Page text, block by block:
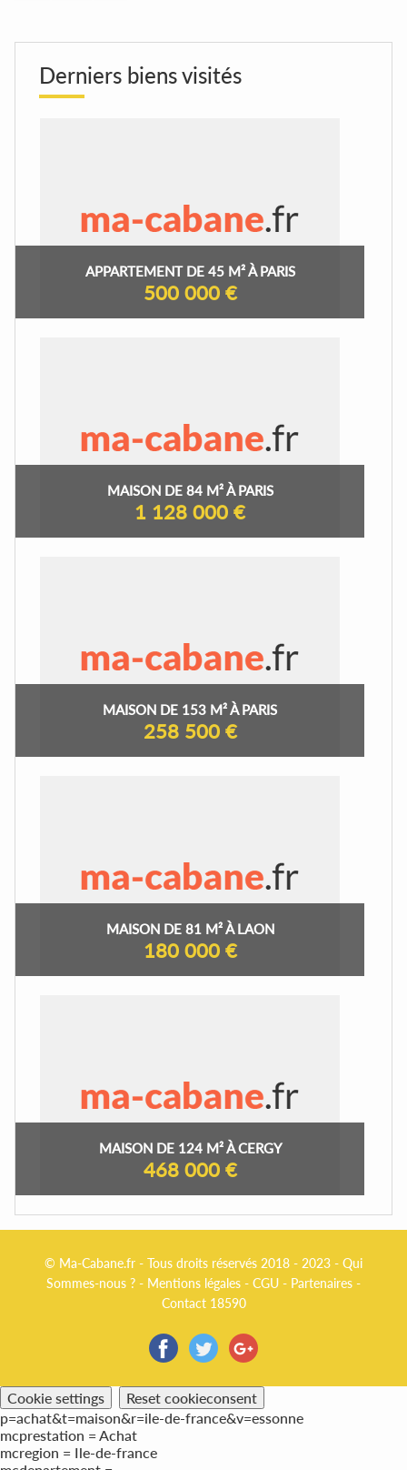
Derniers biens visités
APPARTEMENT DE 45 M² À PARIS
500 000 €
MAISON DE 84 M² À PARIS
1 128 000 €
MAISON DE 153 M² À PARIS
258 500 €
MAISON DE 81 M² À LAON
180 000 €
MAISON DE 124 M² À CERGY
468 000 €
© Ma-Cabane.fr - Tous droits réservés 2018 - 2023 - Qui
Sommes-nous ? - Mentions légales - CGU - Partenaires -
Contact 18590
Cookie settings
Reset cookieconsent
p=achat&t=maison&r=ile-de-france&v=essonne
mcprestation = Achat
mcregion = Ile-de-france